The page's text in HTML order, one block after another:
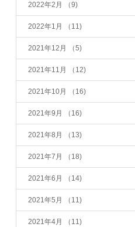
2022年2月 （9)
2022年1月 （11)
2021年12月 （5)
2021年11月 （12)
2021年10月 （16)
2021年9月 （16)
2021年8月 （13)
2021年7月 （18)
2021年6月 （14)
2021年5月 （11)
2021年4月 （11)